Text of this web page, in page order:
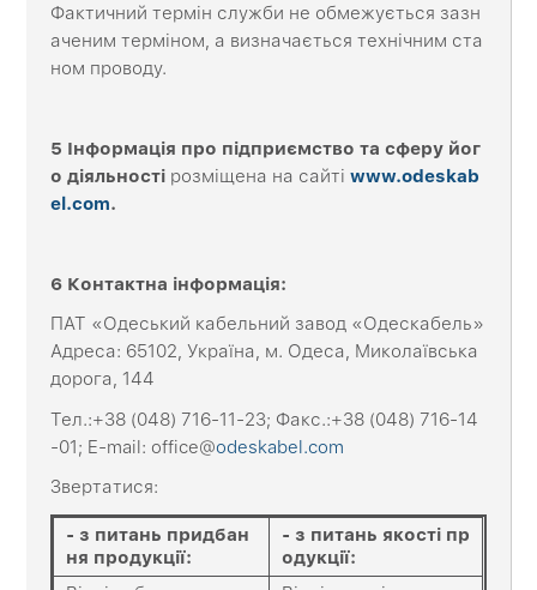
Фактичний термін служби не обмежується зазн
аченим терміном, а визначається технічним ста
ном проводу.
5 Інформація про підприємство та сферу йог
о діяльності розміщена на сайтіwww.odeskab
el.com.
6 Контактна інформація:
ПАТ «Одеський кабельний завод «Одескабель»
Адреса: 65102, Україна, м. Одеса, Миколаївська
дорога, 144
Тел.:+38 (048) 716-11-23; Факс.:+38 (048) 716-14
-01; E-mail: office@odeskabel.com
Звертатися:
- з питань придбан
ня продукції:
- з питань якості пр
одукції: